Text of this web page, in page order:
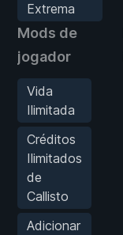
Extrema
Mods de
jogador
Vida
Ilimitada
Créditos
Ilimitados
de
Callisto
Adicionar